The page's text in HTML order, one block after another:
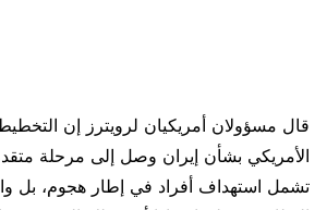
قال مسؤولان أمريكيان لرويترز إن
الأمريكي بشأن إيران وصل إلى مرحلة
تشمل استهداف أفراد في إطار هجوم، بل